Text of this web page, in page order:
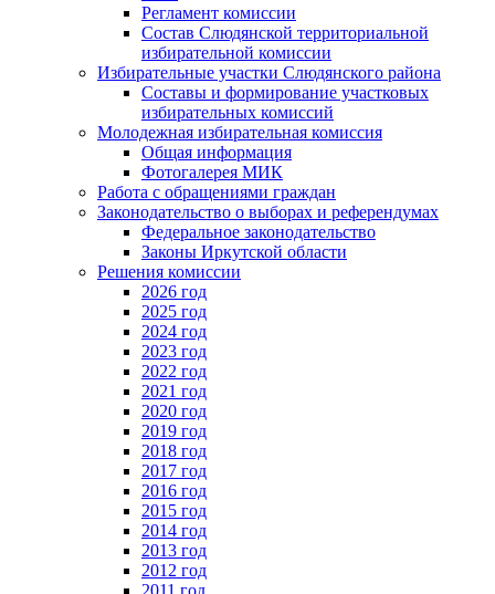
Регламент комиссии
Состав Слюдянской территориальной
избирательной комиссии
Избирательные участки Слюдянского района
Составы и формирование участковых
избирательных комиссий
Молодежная избирательная комиссия
Общая информация
Фотогалерея МИК
Работа с обращениями граждан
Законодательство о выборах и референдумах
Федеральное законодательство
Законы Иркутской области
Решения комиссии
2026 год
2025 год
2024 год
2023 год
2022 год
2021 год
2020 год
2019 год
2018 год
2017 год
2016 год
2015 год
2014 год
2013 год
2012 год
2011 год